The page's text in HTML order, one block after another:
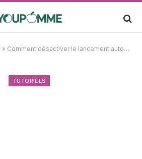
» Comment désactiver le lancement automatique de Photos à la connexion d’un iPhone sur Mac : tutoriel complet
TUTORIELS